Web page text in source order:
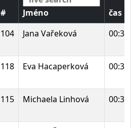
# Jméno
čas
104 Jana Vařeková
118 Eva Hacaperková
115 Michaela Linhová